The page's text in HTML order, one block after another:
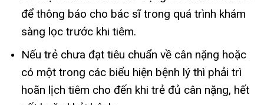
để thông báo cho bác sĩ trong quá trình khám
sàng lọc trước khi tiêm.
Nếu trẻ chưa đạt tiêu chuẩn về cân nặng hoặc
có một trong các biểu hiện bệnh lý thì phải trì
hoãn lịch tiêm cho đến khi trẻ đủ cân nặng, hết